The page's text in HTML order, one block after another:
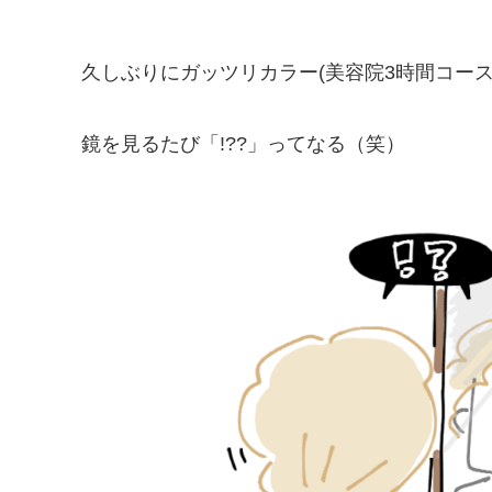
久しぶりにガッツリカラー(美容院3時間コー
鏡を見るたび「!??」ってなる（笑）